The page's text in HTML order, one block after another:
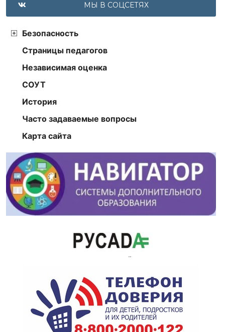
МЫ В СОЦСЕТЯХ
Безопасность
Страницы педагогов
Независимая оценка
СОУТ
История
Часто задаваемые вопросы
Карта сайта